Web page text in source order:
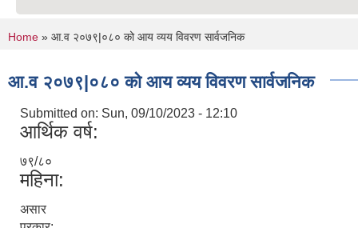
You are here
Home » आ.व २०७९|०८० को आय व्यय विवरण सार्वजनिक
आ.व २०७९|०८० को आय व्यय विवरण सार्वजनिक
Submitted on: Sun, 09/10/2023 - 12:10
आर्थिक वर्ष:
७९/८०
महिना:
असार